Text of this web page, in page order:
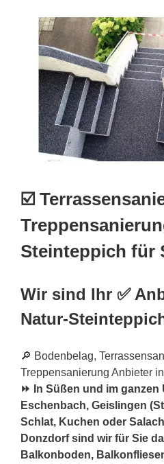
☑️
Steinteppich für
Wir sind Ihr ✅
Natur-
🔎 Bodenbelag,
Treppensanierung Anbieter
⏩ In Süßen und im
Eschenbach, Geislingen
Schlat, Kuchen oder
Donzdorf sind wir für Sie
Balkonboden,